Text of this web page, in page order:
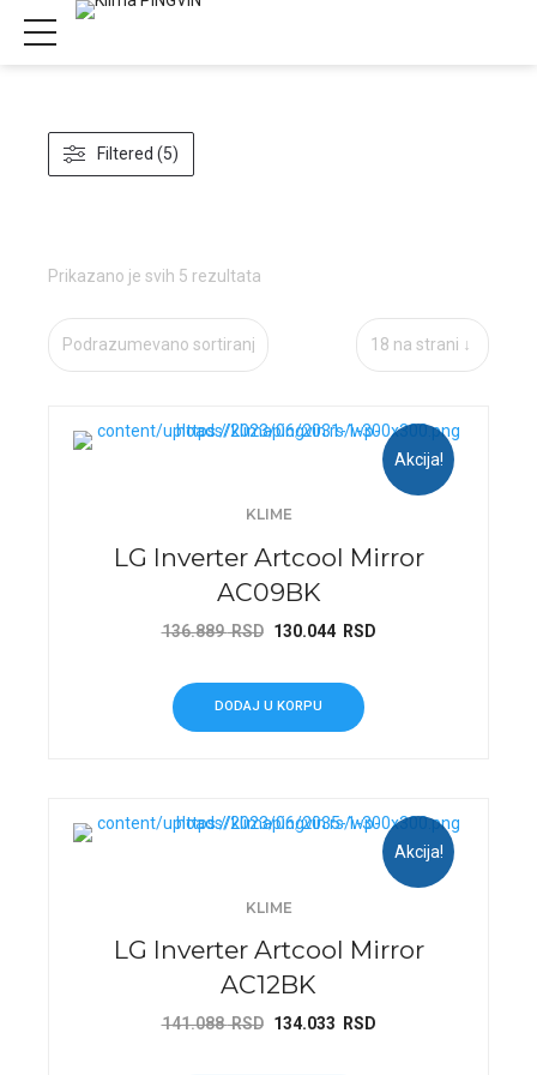
Prikazano je svih 5 rezultata
Akcija!
KLIME
LG Inverter Artcool Mirror
AC09BK
136.889RSD Originalna
je
bila:
130.044 RSDTrenutna
DODAJ U KORPU
Akcija!
KLIME
LG Inverter Artcool Mirror
AC12BK
141.088RSD Originalna
134.033 RSDTrenutna
Filtered (5)